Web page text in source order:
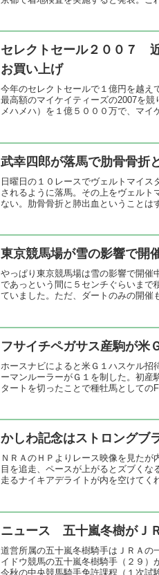
セレクトセール２００７
お買い上げ
今年のセレクトセールで１億円を越え
最高額のマイケイティーズの2007を
メハメハ）を１億５０００万で、マイ
武幸四郎が落馬で肋骨骨折
日曜日の１０レースでヴェルトマイ
されるように落馬。その上をヴェル
ない。肋骨骨折と肺出血ということは
東京競馬場が雪の影響で開
やっぱり東京競馬場は雪の影響で開催
であっという間に５センチぐらいまで
ていました。ただ、ダートのみの開催
フサイチペガサス産駒が米
ホースナビによると米Ｇ１ハスケル招
ーマンルーラーがＧ１を制した。初産
タートを切ったことで種牡馬としての
かしわ記念はストロングブ
ＮＲＡのＨＰよりレース映像を見た
目を追走、ペースが上がるとズブく
走るナイキアデライトが内を空けてく
ニュース 五十嵐冬樹がＪ
道営所属の五十嵐冬樹騎手はＪＲＡの
イドウ競馬の五十嵐冬樹騎手（２９）
今秋の中央競馬騎手免許課程（１次試